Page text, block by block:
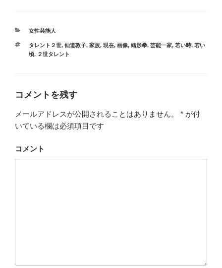
カ
ゴ
リ
女性芸能人
タ
グ
タレント２世, 仙道敦子, 家族, 現在, 画像, 緒形拳, 芸能一家, 若い時, 若い
頃, ２世タレント
コメントを残す
メールアドレスが公開されることはありません。 * が付
いている欄は必須項目です
コメント